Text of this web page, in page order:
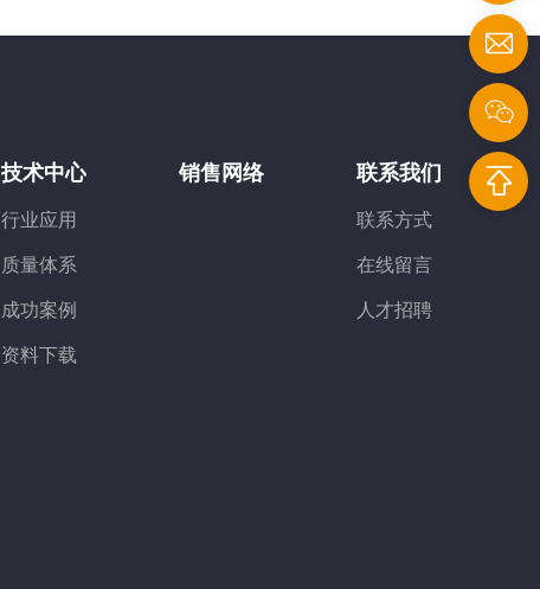
技术中心
行业应用
质量体系
成功案例
资料下载
销售网络 联系我们
联系方式
在线留言
人才招聘
E